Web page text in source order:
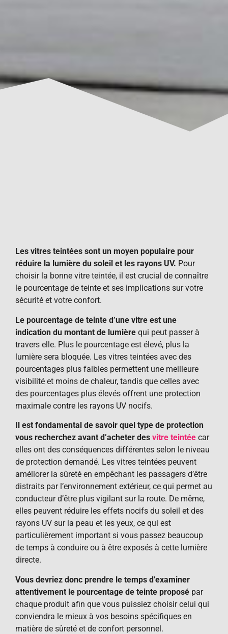
Les vitres teintées sont un moyen populaire pour
réduire la lumière du soleil et les rayons UV. Pour
choisir la bonne vitre teintée, il est crucial de connaître
le pourcentage de teinte et ses implications sur votre
sécurité et votre confort.
Le pourcentage de teinte d’une vitre est une
indication du montant de lumière qui peut passer à
travers elle. Plus le pourcentage est élevé, plus la
lumière sera bloquée. Les vitres teintées avec des
pourcentages plus faibles permettent une meilleure
visibilité et moins de chaleur, tandis que celles avec
des pourcentages plus élevés offrent une protection
maximale contre les rayons UV nocifs.
Il est fondamental de savoir quel type de protection
vous recherchez avant d’acheter des vitre teintée car
elles ont des conséquences différentes selon le niveau
de protection demandé. Les vitres teintées peuvent
améliorer la sûreté en empêchant les passagers d’être
distraits par l’environnement extérieur, ce qui permet au
conducteur d’être plus vigilant sur la route. De même,
elles peuvent réduire les effets nocifs du soleil et des
rayons UV sur la peau et les yeux, ce qui est
particulièrement important si vous passez beaucoup
de temps à conduire ou à être exposés à cette lumière
directe.
Vous devriez donc prendre le temps d’examiner
attentivement le pourcentage de teinte proposé par
chaque produit afin que vous puissiez choisir celui qui
conviendra le mieux à vos besoins spécifiques en
matière de sûreté et de confort personnel.